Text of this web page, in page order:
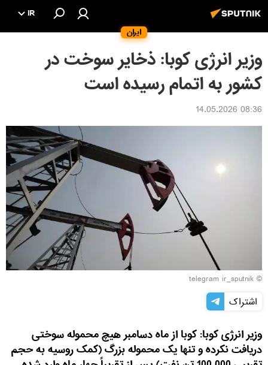
ایران
IR
وزیر انرژی کوبا: ذخایر سوخت در
کشور به اتمام رسیده است
08:36 14.05.2026
© telegram ir_sputnik
اشتراک
وزیر انرژی کوبا: کوبا از ماه دسامبر هیچ محموله سوختی
دریافت نکرده و تنها یک محموله بزرگ (کمک روسیه به حجم